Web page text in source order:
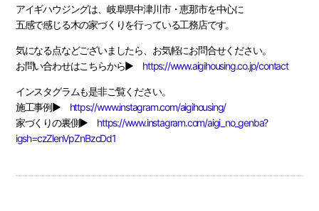
アイギハウジングは、岐阜県中津川市・恵那市を中心に
五感で感じる木の家づくりを行っている工務店です。
気になる点などございましたら、お気軽にお問合せください。
お問い合わせはこちらから▶ https://www.aigihousing.co.jp/contact
インスタグラムも是非ご覧ください。
施工事例▶ https://www.instagram.com/aigihousing/
家づくりの裏側▶ https://www.instagram.com/aigi_no_genba?
igsh=czZlenVpZnBzcDd1